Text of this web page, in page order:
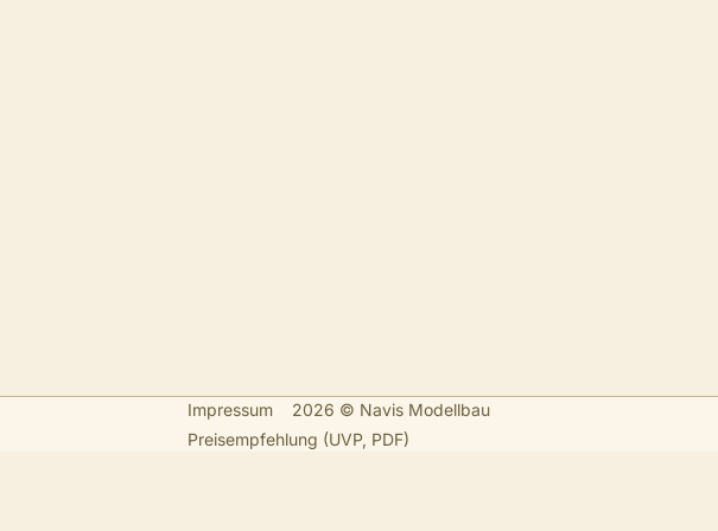
Impressum
2026 © Navis Modellbau
Preisempfehlung (UVP, PDF)